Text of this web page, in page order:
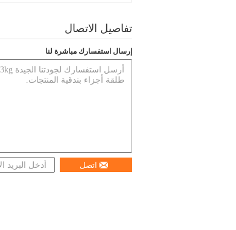
تفاصيل الاتصال
إرسال استفسارك مباشرة لنا
اتصل